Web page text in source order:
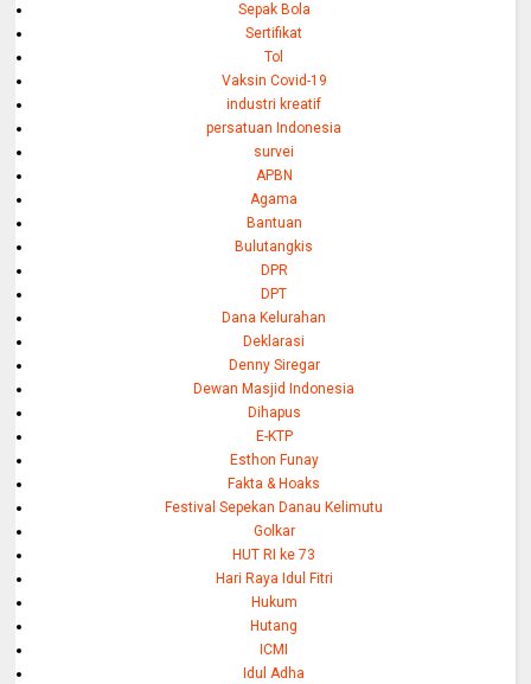
Sepak Bola
Sertifikat
Tol
Vaksin Covid-19
industri kreatif
persatuan Indonesia
survei
APBN
Agama
Bantuan
Bulutangkis
DPR
DPT
Dana Kelurahan
Deklarasi
Denny Siregar
Dewan Masjid Indonesia
Dihapus
E-KTP
Esthon Funay
Fakta & Hoaks
Festival Sepekan Danau Kelimutu
Golkar
HUT RI ke 73
Hari Raya Idul Fitri
Hukum
Hutang
ICMI
Idul Adha